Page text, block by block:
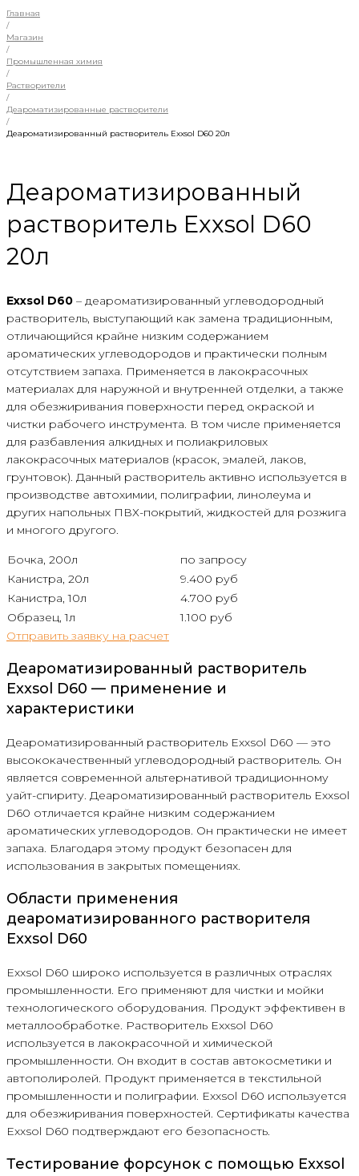
Главная
/
Магазин
/
Промышленная химия
/
Растворители
/
Деароматизированные растворители
/
Деароматизированный растворитель Exxsol D60 20л
Деароматизированный
растворитель Exxsol D60
20л
Exxsol D60 – деароматизированный углеводородный
растворитель, выступающий как замена традиционным,
отличающийся крайне низким содержанием
ароматических углеводородов и практически полным
отсутствием запаха. Применяется в лакокрасочных
материалах для наружной и внутренней отделки, а также
для обезжиривания поверхности перед окраской и
чистки рабочего инструмента. В том числе применяется
для разбавления алкидных и полиакриловых
лакокрасочных материалов (красок, эмалей, лаков,
грунтовок). Данный растворитель активно используется в
производстве автохимии, полиграфии, линолеума и
других напольных ПВХ-покрытий, жидкостей для розжига
и многого другого.
Бочка, 200л
по запросу
Канистра, 20л
9.400 руб
Канистра, 10л
4.700 руб
Образец, 1л
1.100 руб
Отправить заявку на расчет
Деароматизированный растворитель
Exxsol D60 — применение и
характеристики
Деароматизированный растворитель Exxsol D60 — это
высококачественный углеводородный растворитель. Он
является современной альтернативой традиционному
уайт-спириту. Деароматизированный растворитель Exxsol
D60 отличается крайне низким содержанием
ароматических углеводородов. Он практически не имеет
запаха. Благодаря этому продукт безопасен для
использования в закрытых помещениях.
Области применения
деароматизированного растворителя
Exxsol D60
Exxsol D60 широко используется в различных отраслях
промышленности. Его применяют для чистки и мойки
технологического оборудования. Продукт эффективен в
металлообработке. Растворитель Exxsol D60
используется в лакокрасочной и химической
промышленности. Он входит в состав автокосметики и
автополиролей. Продукт применяется в текстильной
промышленности и полиграфии. Exxsol D60 используется
для обезжиривания поверхностей. Сертификаты качества
Exxsol D60 подтверждают его безопасность.
Тестирование форсунок с помощью Exxsol